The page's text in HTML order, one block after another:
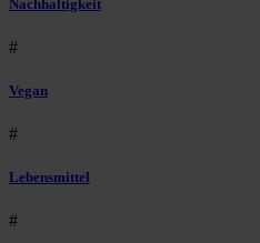
Nachhaltigkeit
#
Vegan
#
Lebensmittel
#